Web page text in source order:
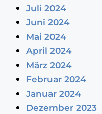
Juli 2024
Juni 2024
Mai 2024
April 2024
März 2024
Februar 2024
Januar 2024
Dezember 2023